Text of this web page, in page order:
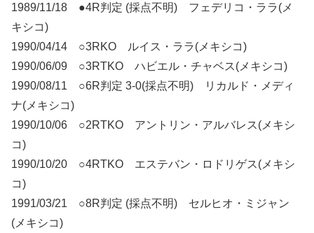
1989/11/18 ●4R判定 (採点不明) フェデリコ・ララ(メ
キシコ)
1990/04/14 ○3RKO ルイス・ララ(メキシコ)
1990/06/09 ○3RTKO ハビエル・チャベス(メキシコ)
1990/08/11 ○6R判定 3-0(採点不明) リカルド・メディ
ナ(メキシコ)
1990/10/06 ○2RTKO アントリン・アルバレス(メキシ
コ)
1990/10/20 ○4RTKO エステバン・ロドリゲス(メキシ
コ)
1991/03/21 ○8R判定 (採点不明) セルヒオ・ミジャン
(メキシコ)